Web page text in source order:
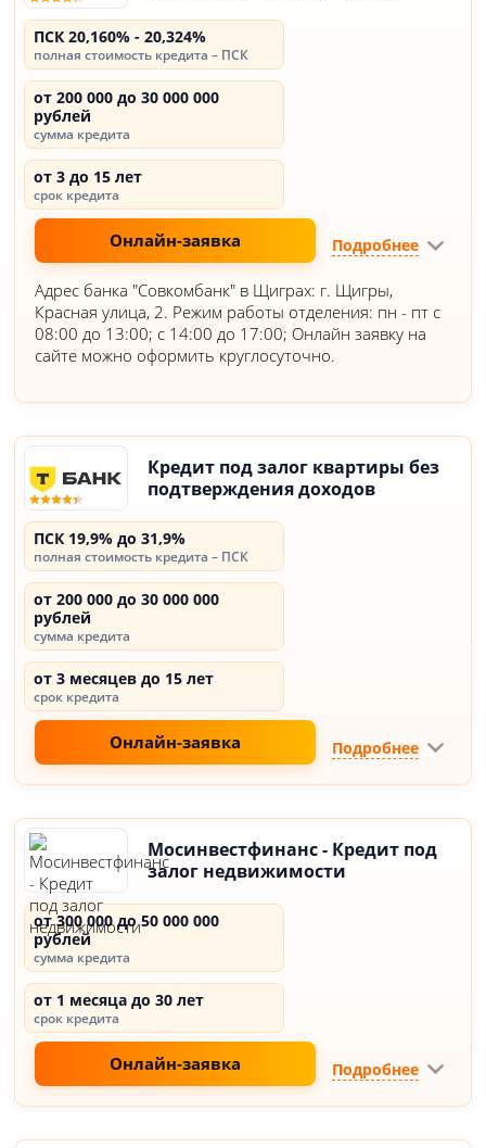
ПСК 20,160% - 20,324%
полная стоимость кредита – ПСК
от 200 000 до 30 000 000
рублей
сумма кредита
от 3 до 15 лет
срок кредита
Онлайн-заявка Подробнее
Адрес банка "Совкомбанк" в Щиграх: г. Щигры,
Красная улица, 2. Режим работы отделения: пн - пт с
08:00 до 13:00; с 14:00 до 17:00; Онлайн заявку на
сайте можно оформить круглосуточно.
Кредит под залог квартиры без
подтверждения доходов
ПСК 19,9% до 31,9%
полная стоимость кредита – ПСК
от 200 000 до 30 000 000
рублей
сумма кредита
от 3 месяцев до 15 лет
срок кредита
Онлайн-заявка Подробнее
Мосинвестфинанс - Кредит под
залог недвижимости
от 300 000 до 50 000 000
рублей
сумма кредита
от 1 месяца до 30 лет
срок кредита
Онлайн-заявка Подробнее